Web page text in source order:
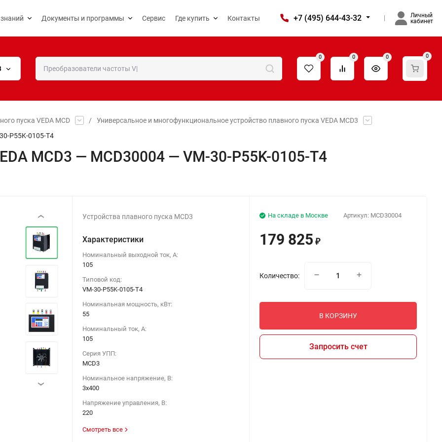
Документы и программы Сервис Где купить Контакты +7 (495) 644-43-32
Личный
кабинет
0 0 0 0
пуска VEDA MCD /
Универсальное и многофункциональное устройство плавного пуска VEDA MCD3
P55K-0105-T4
MCD3 — MCD30004 — VM-30-P55K-0105-T4
‹
›
Устройства плавного пуска MCD3
Характеристики
Номинальный выходной ток, А:
105
Типовой код:
VM-30-P55K-0105-T4
Номинальная мощность, кВт:
55
Номинальный ток, А:
105
Серия УПП:
MCD3
Номинальное напряжение, В:
3х400
Напряжение управления, В:
220
Смотреть все
Артикул: MCD30004
На складе в Москве
179 825 ₽
Количество:
В КОРЗИНУ
Запросить счет